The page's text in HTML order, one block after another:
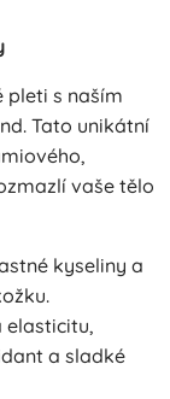
s naším
Tato unikátní
vaše tělo
kyseliny a
elasticitu,
a sladké